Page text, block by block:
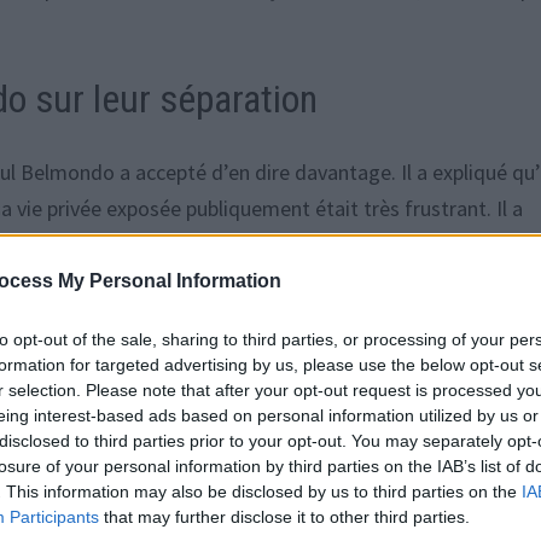
My Personal Information
opt-out of the sale, sharing to third parties, or processing of your
for targeted advertising by us, please use the below opt-out
selection. Please note that after your opt-out request is processed
interest-based ads based on personal information utilized by us
to third parties prior to your opt-out. You may separately
of your personal information by third parties on the IAB’s list of
This information may also be disclosed by us to third parties on the
Participants that may further disclose it to other third parties.
sur leur séparation
Belmondo a accepté d’en dire davantage. Il a expliqué
vie privée exposée publiquement était très frustrant. Il a
enfants et sa famille. Malgré cela, il a subi de
de personnes ayant une vision déformée de l’histoire.
que la situation finirait par s’apaiser. Il a cependant
de chacun peut pousser à dire des choses blessantes. «
sur la notoriété